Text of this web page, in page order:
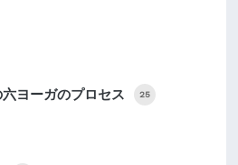
ヨーガのプロセス 25